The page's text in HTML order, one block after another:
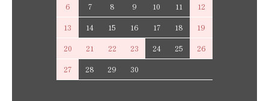
6
7 8 9 10 11
12
13
14 15 16 17 18
19
20
21 22 23 24 25
26
27
28 29 30